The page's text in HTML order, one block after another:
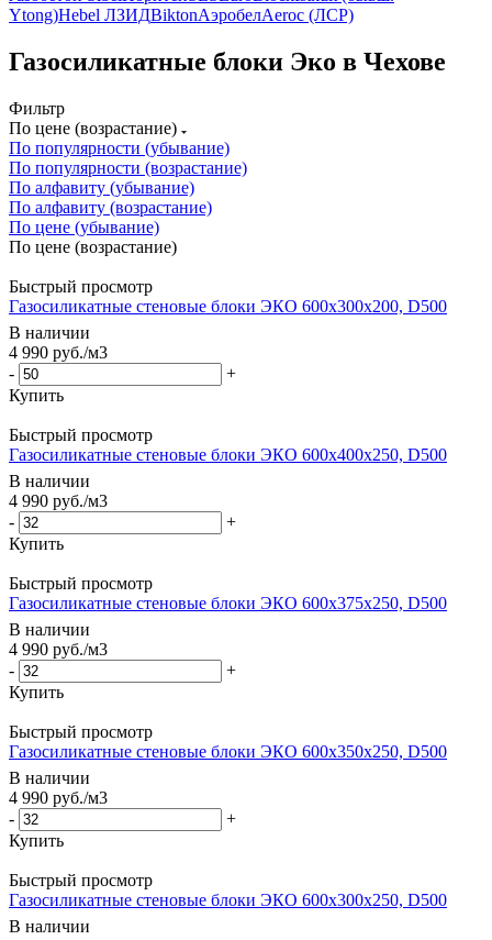
Ytong)Hebel ЛЗИДBiktonАэробелAeroc (ЛСР)
Газосиликатные блоки Эко в Чехове
Фильтр
По цене (возрастание)
По популярности (убывание)
По популярности (возрастание)
По алфавиту (убывание)
По алфавиту (возрастание)
По цене (убывание)
По цене (возрастание)
Быстрый просмотр
Газосиликатные стеновые блоки ЭКО 600x300x200, D500
В наличии
4 990 руб./м3
-
+
Купить
Быстрый просмотр
Газосиликатные стеновые блоки ЭКО 600x400x250, D500
В наличии
4 990 руб./м3
-
+
Купить
Быстрый просмотр
Газосиликатные стеновые блоки ЭКО 600x375x250, D500
В наличии
4 990 руб./м3
-
+
Купить
Быстрый просмотр
Газосиликатные стеновые блоки ЭКО 600x350x250, D500
В наличии
4 990 руб./м3
-
+
Купить
Быстрый просмотр
Газосиликатные стеновые блоки ЭКО 600x300x250, D500
В наличии